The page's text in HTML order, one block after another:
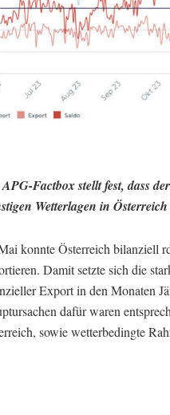
Factbox stellt fest, dass
Wetterlagen in
konnte Österreich bilanziell
Damit setzte sich die
Export in den Monaten
dafür waren
sowie wetterbedingte